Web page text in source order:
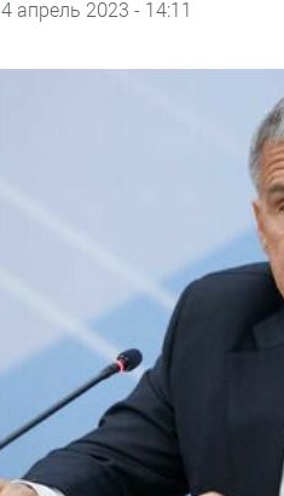
4 апрель 2023 - 14:11